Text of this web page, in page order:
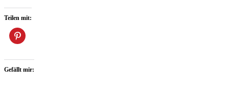
Teilen mit:
Gefällt mir: